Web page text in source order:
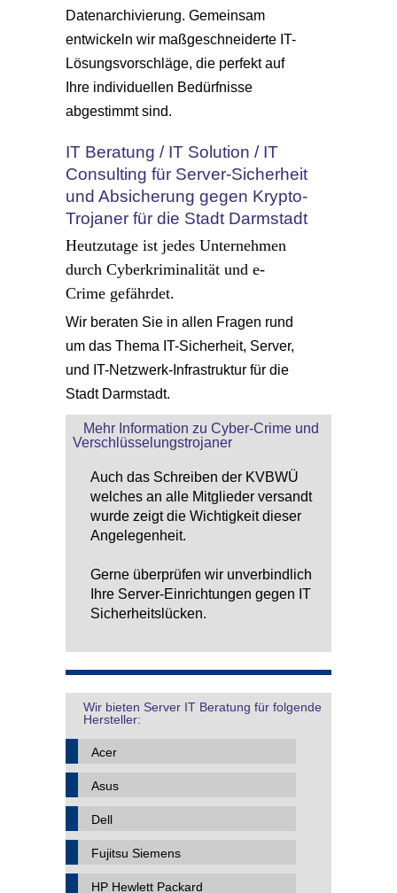
Datenarchivierung. Gemeinsam
entwickeln wir maßgeschneiderte IT-
Lösungsvorschläge, die perfekt auf
Ihre individuellen Bedürfnisse
abgestimmt sind.
IT Beratung / IT Solution / IT
Consulting für Server-Sicherheit
und Absicherung gegen Krypto-
Trojaner für die Stadt Darmstadt
Heutzutage ist jedes Unternehmen
durch Cyberkriminalität und e-
Crime gefährdet.
Wir beraten Sie in allen Fragen rund
um das Thema IT-Sicherheit, Server,
und IT-Netzwerk-Infrastruktur für die
Stadt Darmstadt.
Mehr Information zu Cyber-Crime und
Verschlüsselungstrojaner
Auch das Schreiben der KVBWÜ
welches an alle Mitglieder versandt
wurde zeigt die Wichtigkeit dieser
Angelegenheit.
Gerne überprüfen wir unverbindlich
Ihre Server-Einrichtungen gegen IT
Sicherheitslücken.
Wir bieten Server IT Beratung für folgende
Hersteller:
Acer
Asus
Dell
Fujitsu Siemens
HP Hewlett Packard